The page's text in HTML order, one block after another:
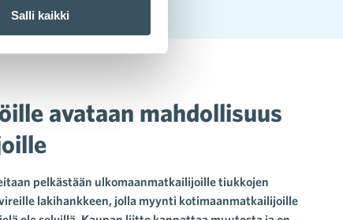
Salli kaikkimatkailijoille
avataan mahdollisuus
pelkästään ulkomaanmatkailijoille tiukkojen
lakihankkeen, jolla myynti kotimaanmatkailijoille